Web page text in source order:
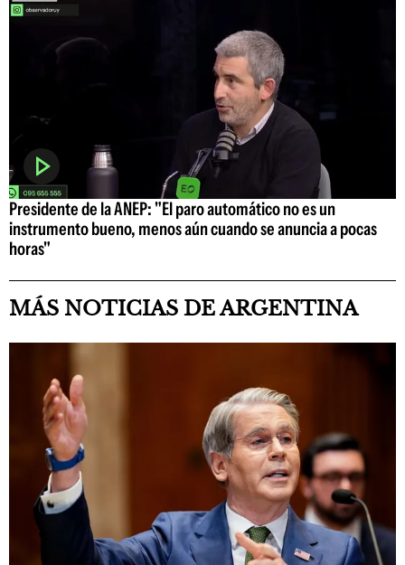
Presidente de la ANEP: "El paro automático no es un
instrumento bueno, menos aún cuando se anuncia a pocas
horas"
MÁS NOTICIAS DE ARGENTINA